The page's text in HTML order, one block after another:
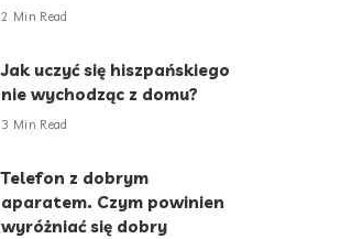
2 Min Read
Jak uczyć się hiszpańskiego
nie wychodząc z domu?
3 Min Read
Telefon z dobrym
aparatem. Czym powinien
wyróżniać się dobry